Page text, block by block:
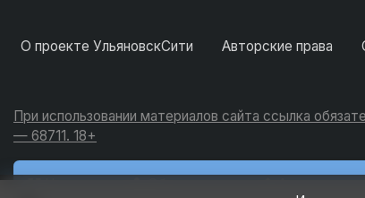
О проекте УльяновскСити Авторские права
При использовании материалов сайта ссылка
— 68711. 18+